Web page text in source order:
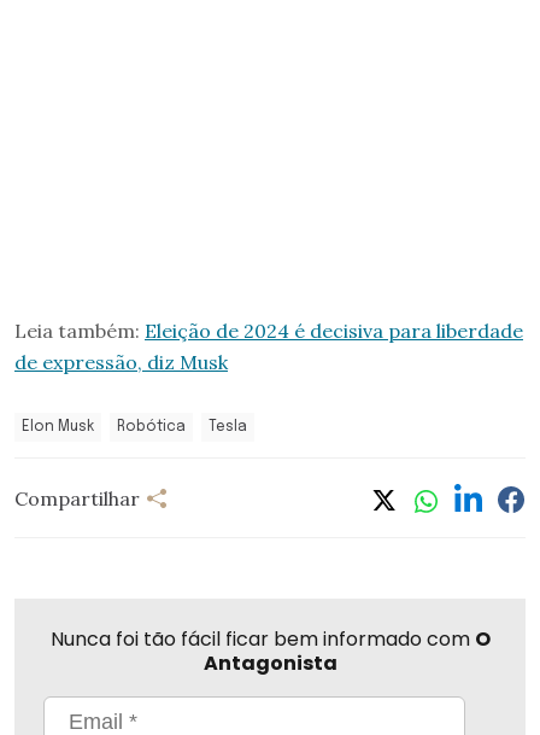
Leia também: Eleição de 2024 é decisiva para liberdade
de expressão, diz Musk
Elon Musk Robótica Tesla
Compartilhar
Nunca foi tão fácil ficar bem informado com O
Antagonista